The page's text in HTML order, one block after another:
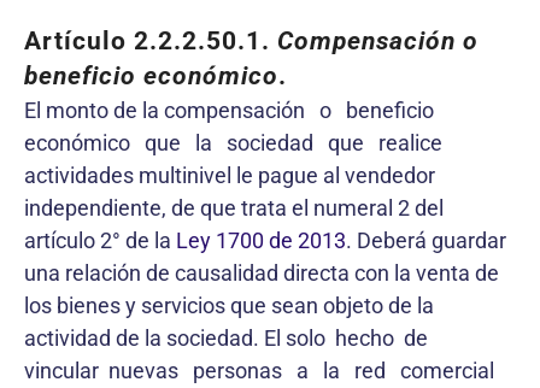
Artículo 2.2.2.50.1. Compensación o
beneficio económico.
El monto de la compensación o beneficio
económico que la sociedad que realice
actividades multinivel le pague al vendedor
independiente, de que trata el numeral 2 del
artículo 2° de la Ley 1700 de 2013. Deberá guardar
una relación de causalidad directa con la venta de
los bienes y servicios que sean objeto de la
actividad de la sociedad. El solo hecho de
vincular nuevas personas a la red comercial